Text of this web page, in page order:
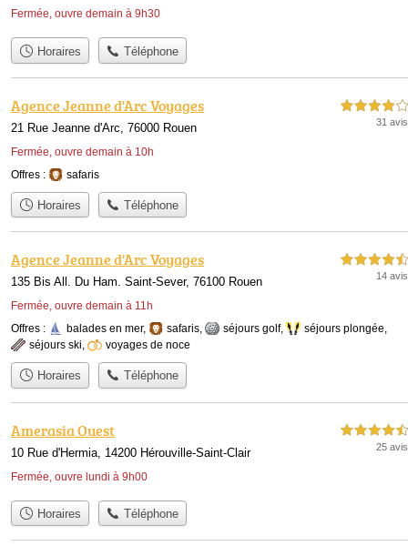
Fermée, ouvre demain à 9h30
Horaires Téléphone
Agence Jeanne d'Arc Voyages
21 Rue Jeanne d'Arc, 76000 Rouen
Fermée, ouvre demain à 10h
4,0 étoiles sur 5
31 avis
Offres : safaris
Horaires Téléphone
Agence Jeanne d'Arc Voyages
135 Bis All. Du Ham. Saint-Sever, 76100 Rouen
Fermée, ouvre demain à 11h
4,5 étoiles sur 5
14 avis
Offres : balades en mer, safaris, séjours golf, séjours plongée,
séjours ski, voyages de noce
Horaires Téléphone
Amerasia Ouest
10 Rue d'Hermia, 14200 Hérouville-Saint-Clair
Fermée, ouvre lundi à 9h00
4,5 étoiles sur 5
25 avis
Horaires Téléphone